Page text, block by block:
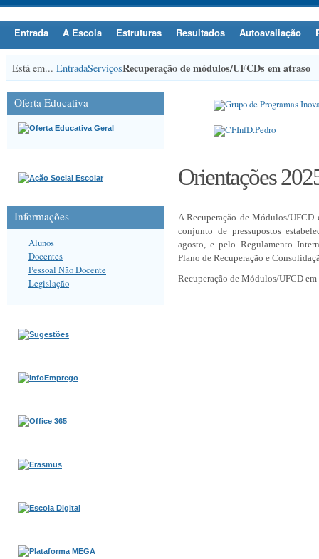
Entrada A Escola Estruturas Resultados Autoavaliação
Está em... EntradaServiçosRecuperação de módulos/UFCDs em atraso
Orientações
A Recuperação de Módulos/UFCD
conjunto de pressupostos
agosto, e pelo Regulamento
Plano de Recuperação e
Recuperação de Módulos/UFCD
Oferta Educativa
Informações
Alunos
Docentes
Pessoal Não Docente
Legislação